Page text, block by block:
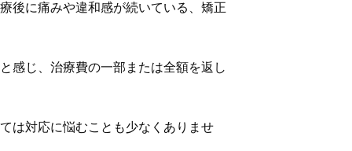
後に痛みや違和感が続いている、矯正
と感じ、治療費の一部または全額を返し
は対応に悩むことも少なくありませ